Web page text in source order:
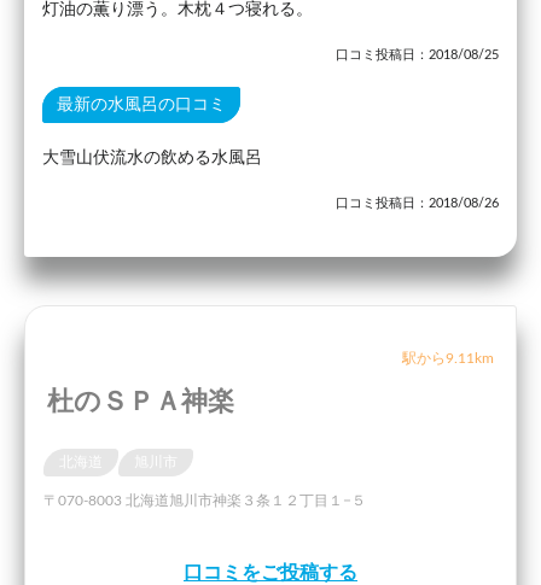
灯油の薫り漂う。木枕４つ寝れる。
口コミ投稿日：2018/08/25
最新の水風呂の口コミ
大雪山伏流水の飲める水風呂
口コミ投稿日：2018/08/26
駅から9.11km
杜のＳＰＡ神楽
〒070-8003 北海道旭川市神楽３条１２丁目１−５
口コミをご投稿する